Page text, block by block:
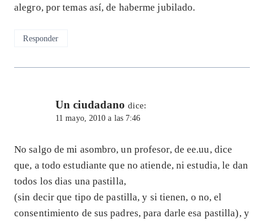
alegro, por temas así, de haberme jubilado.
Responder
Un ciudadano dice:
11 mayo, 2010 a las 7:46
No salgo de mi asombro, un profesor, de ee.uu, dice
que, a todo estudiante que no atiende, ni estudia, le dan
todos los dias una pastilla,
(sin decir que tipo de pastilla, y si tienen, o no, el
consentimiento de sus padres, para darle esa pastilla), y